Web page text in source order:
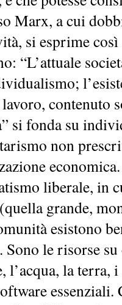
Marx, a cui
si esprime
“L’attuale
contenuto
si fonda su
non
liberale, in
grande,
esistono
Sono le risorse
l’acqua, la terra,